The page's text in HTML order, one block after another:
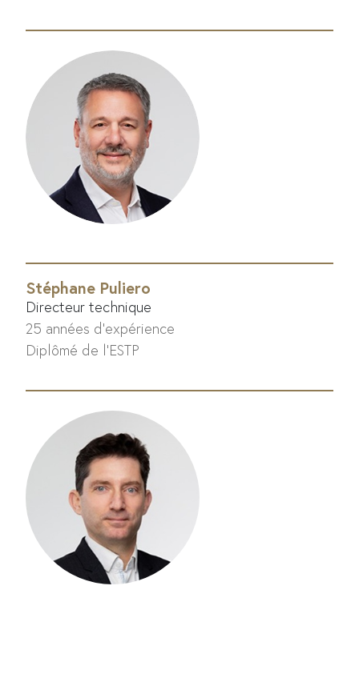
Stéphane Puliero
Directeur technique
25 années d'expérience
Diplômé de l'ESTP